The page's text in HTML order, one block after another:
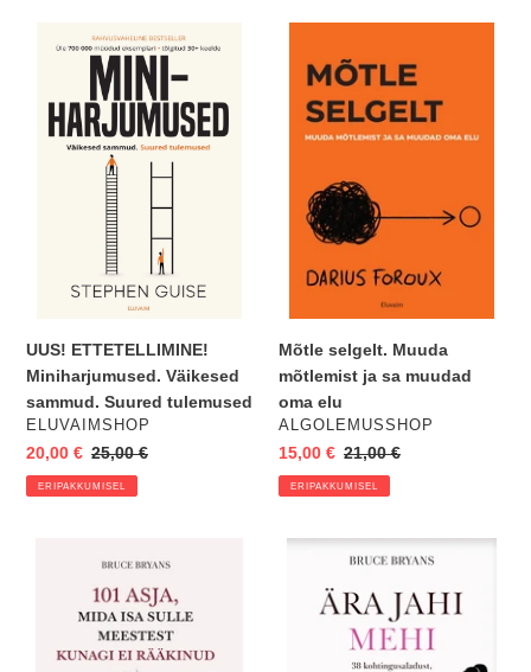
ETTETELLIMINE!
Miniharjumused.
Väikesed
sammud.
UUS! ETTETELLIMINE!
Miniharjumused. Väikesed
sammud. Suured tulemused
VENDOR
ELUVAIMSHOP
Eripakkumine
20,00 € Regular
price
25,00 €
ERIPAKKUMISEL
selgelt.
Muuda
mõtlemist
muudad
oma
Mõtle selgelt. Muuda
mõtlemist ja sa muudad
oma elu
VENDOR
ALGOLEMUSSHOP
Eripakkumine
15,00 € Regular
price
21,00 €
ERIPAKKUMISEL
meestest
kohtingusaladust...